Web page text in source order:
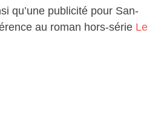
qu’une publicité pour San-
au roman hors-série Le